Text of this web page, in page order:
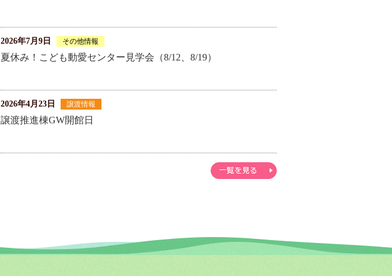
2026年7月9日 その他情報
夏休み！こども動愛センター見学会（8/12、8/19）
2026年4月23日 譲渡情報
譲渡推進棟GW開館日